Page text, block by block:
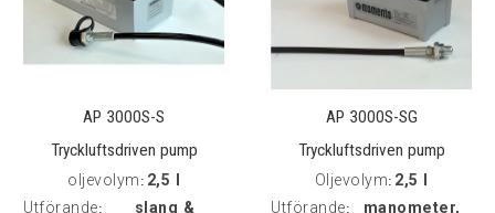
AP 3000S-S
Tryckluftsdriven pump
kpl
oljevolym : 2,5 l
Utförande:
slang &
AP 3000S-SG
Tryckluftsdriven pump
kpl
Oljevolym: 2,5 l
Utförande:
manometer,